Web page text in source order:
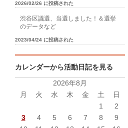
2026/02/26 に投稿された
渋谷区議選、当選しました！＆選挙
のデータなど
2023/04/24 に投稿された
カレンダーから活動日記を見る
2026年8月
月
火 水 木 金 土 日
1
2
3
4 5 6 7 8
9